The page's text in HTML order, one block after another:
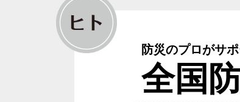
防災のプロがサ
全国